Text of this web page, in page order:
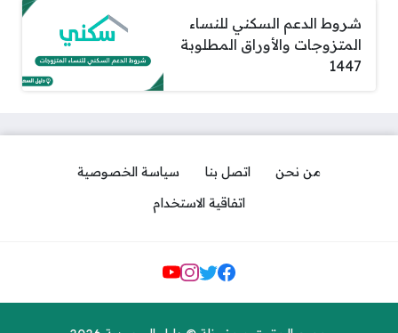
شروط الدعم السكني للنساء
المتزوجات والأوراق المطلوبة
1447
من نحن اتصل بنا
سياسة الخصوصية
اتفاقية الاستخدام
مواقع التواصل